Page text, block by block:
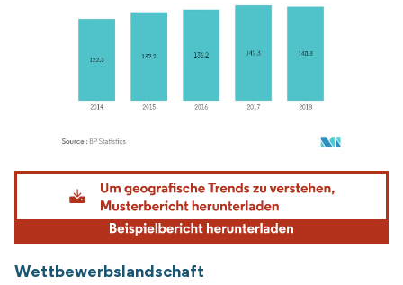
Bild © Mordor Intelligence. Wiederverwendung erfordert Namensnennung gemäß
Wettbewerbslandschaft